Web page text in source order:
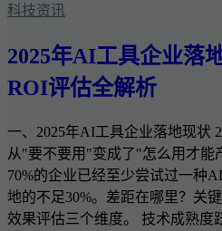
科技资讯
2025年AI工具企业落
ROI评估全解析
一、2025年AI工具企业落地现状
从"要不要用"变成了"怎么用才能
70%的企业已经至少尝试过一种
地的不足30%。差距在哪里？关
效果评估三个维度。 技术成熟度